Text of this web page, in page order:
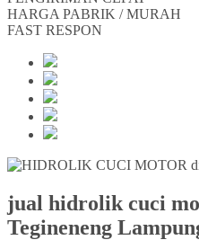
HARGA PABRIK / MURAH
FAST RESPON
jual hidrolik cuci
Tegineneng